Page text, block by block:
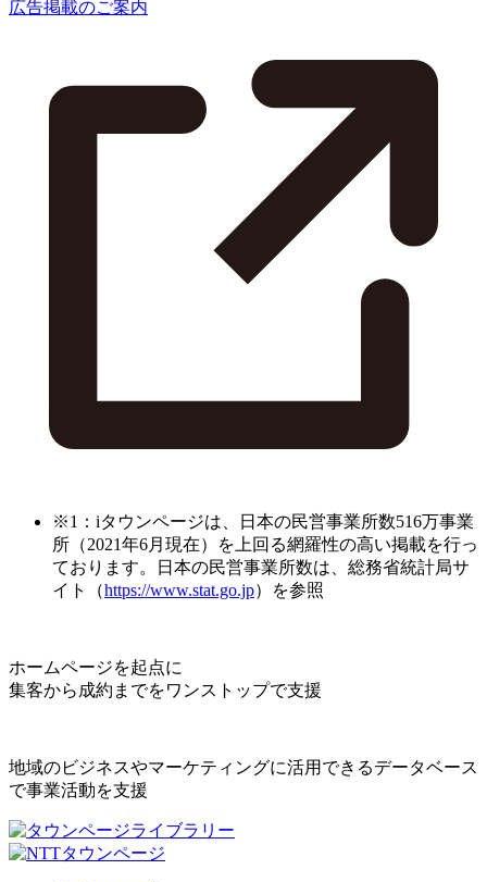
広告掲載のご案内
※1：iタウンページは、日本の民営事業所数516万事業
所（2021年6月現在）を上回る網羅性の高い掲載を行っ
ております。日本の民営事業所数は、総務省統計局サ
イト（https://www.stat.go.jp）を参照
ホームページを起点に
集客から成約までをワンストップで支援
地域のビジネスやマーケティングに活用できるデータベース
で事業活動を支援